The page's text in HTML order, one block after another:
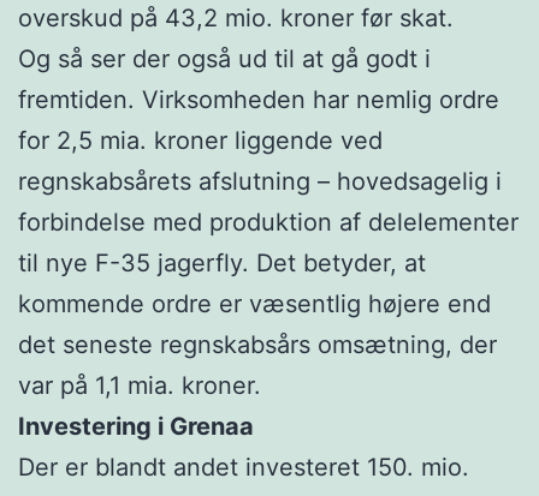
overskud på 43,2 mio. kroner før skat.
Og så ser der også ud til at gå godt i
fremtiden. Virksomheden har nemlig ordre
for 2,5 mia. kroner liggende ved
regnskabsårets afslutning – hovedsagelig i
forbindelse med produktion af delelementer
til nye F-35 jagerfly. Det betyder, at
kommende ordre er væsentlig højere end
det seneste regnskabsårs omsætning, der
var på 1,1 mia. kroner.
Investering i Grenaa
Der er blandt andet investeret 150. mio.